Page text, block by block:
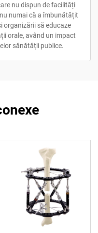
nu dispun de facilități
numai că a îmbunătățit
organizării să educaze
orale, având un impact
sănătății publice.